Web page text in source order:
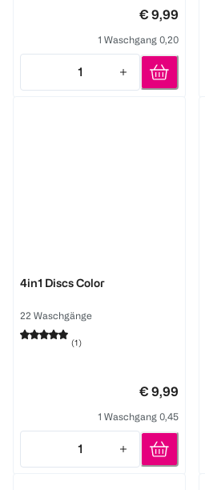
€ 9,99
1 Waschgang 0,20
1
Quantity: 1
4in1 Discs Color
22 Waschgänge
(1)
€ 9,99
1 Waschgang 0,45
1
Quantity: 1